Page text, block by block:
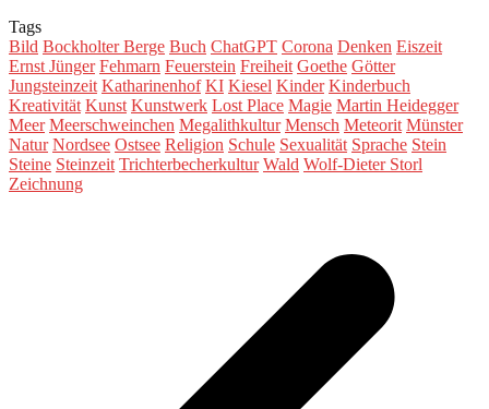
Tags
Bild Bockholter Berge Buch ChatGPT Corona Denken Eiszeit
Ernst Jünger Fehmarn Feuerstein Freiheit Goethe Götter
Jungsteinzeit Katharinenhof KI Kiesel Kinder Kinderbuch
Kreativität Kunst Kunstwerk Lost Place Magie Martin Heidegger
Meer Meerschweinchen Megalithkultur Mensch Meteorit Münster
Natur Nordsee Ostsee Religion Schule Sexualität Sprache Stein
Steine Steinzeit Trichterbecherkultur Wald Wolf-Dieter Storl
Zeichnung